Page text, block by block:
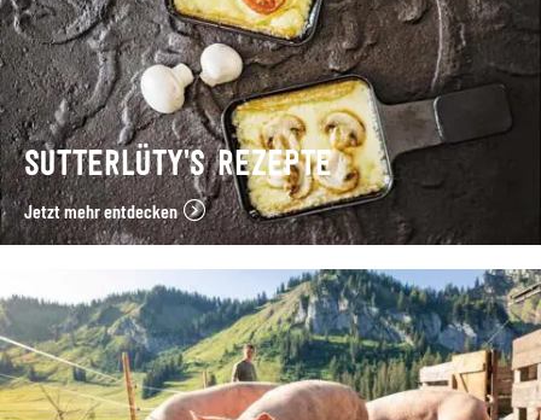
SUTTERLÜTY’S REZEPTE
Jetzt mehr entdecken